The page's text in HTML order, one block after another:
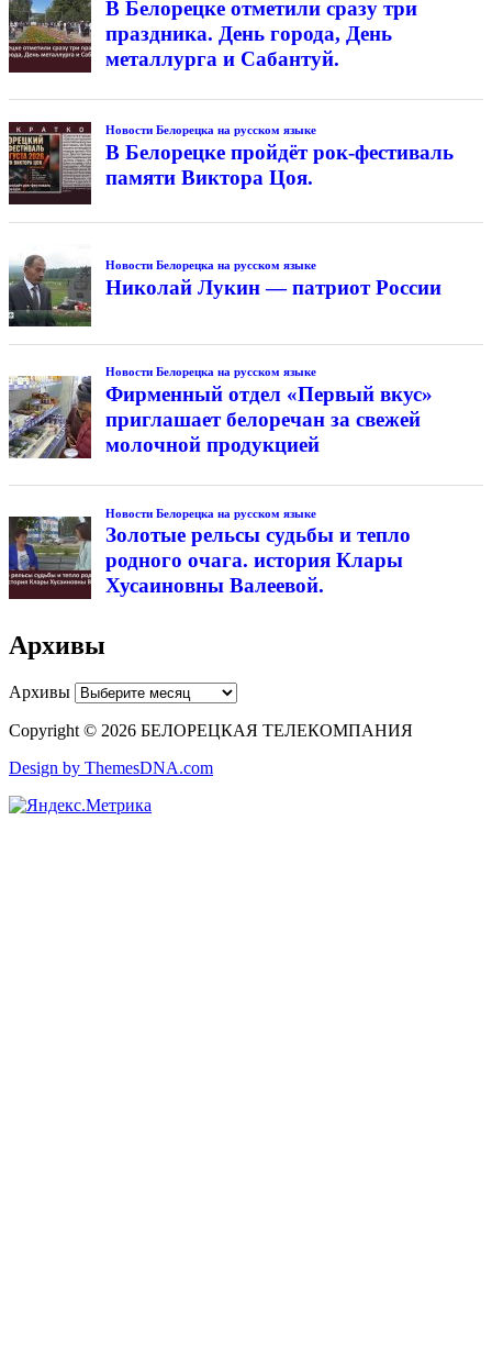
В Белорецке отметили сразу три
праздника. День города, День
металлурга и Сабантуй.
Новости Белорецка на русском языке
В Белорецке пройдёт рок-фестиваль
памяти Виктора Цоя.
Новости Белорецка на русском языке
Николай Лукин — патриот России
Новости Белорецка на русском языке
Фирменный отдел «Первый вкус»
приглашает белоречан за свежей
молочной продукцией
Новости Белорецка на русском языке
Золотые рельсы судьбы и тепло
родного очага. история Клары
Хусаиновны Валеевой.
Архивы
Архивы
Copyright © 2026 БЕЛОРЕЦКАЯ ТЕЛЕКОМПАНИЯ
Design by ThemesDNA.com